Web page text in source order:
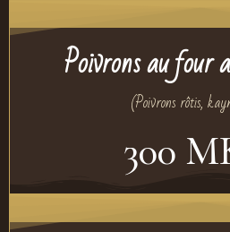
Poivrons au four
(Poivrons rôtis,
300